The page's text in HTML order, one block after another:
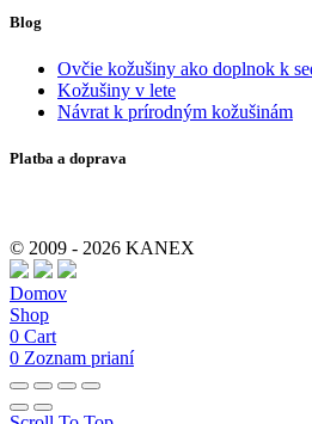
Blog
Ovčie kožušiny ako doplnok k
Kožušiny v lete
Návrat k prírodným kožušinám
Platba a doprava
© 2009 - 2026 KANEX
Domov
Shop
0 Cart
0 Zoznam prianí